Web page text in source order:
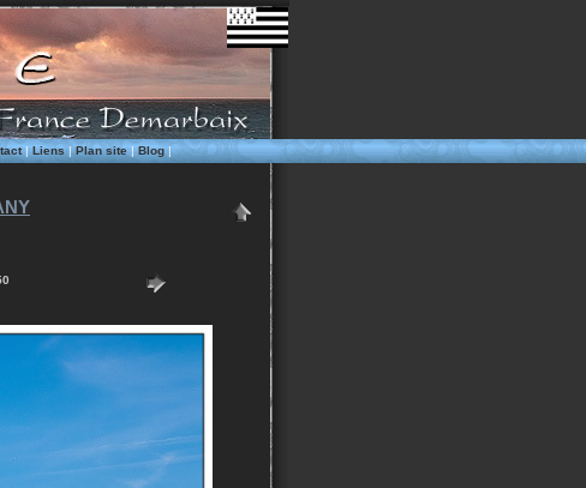
|Liens|Plan site|Blog|